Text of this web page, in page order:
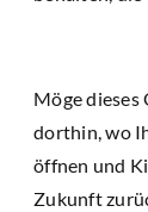
Möge dieses
dorthin, wo
öffnen und
Zukunft